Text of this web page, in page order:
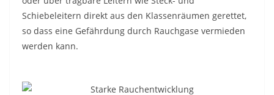
Schiebeleitern direkt aus den Klassenräumen gerettet,
so dass eine Gefährdung durch Rauchgase vermieden
werden kann.